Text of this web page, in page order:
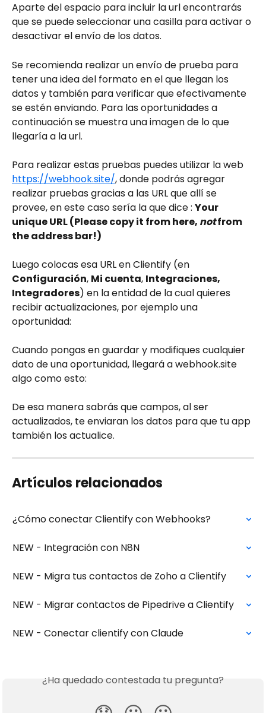
Aparte del espacio para incluir la url encontrarás
que se puede seleccionar una casilla para activar o
desactivar el envío de los datos.
Se recomienda realizar un envío de prueba para
tener una idea del formato en el que llegan los
datos y también para verificar que efectivamente
se estén enviando. Para las oportunidades a
continuación se muestra una imagen de lo que
llegaría a la url.
Para realizar estas pruebas puedes utilizar la web
https://webhook.site/, donde podrás agregar
realizar pruebas gracias a las URL que allí se
provee, en este caso sería la que dice : Your
unique URL (Please copy it from here, not from
the address bar!)
Luego colocas esa URL en Clientify (en
Configuración, Mi cuenta, Integraciones,
Integradores) en la entidad de la cual quieres
recibir actualizaciones, por ejemplo una
oportunidad:
Cuando pongas en guardar y modifiques cualquier
dato de una oportunidad, llegará a webhook.site
algo como esto:
De esa manera sabrás que campos, al ser
actualizados, te enviaran los datos para que tu app
también los actualice.
Artículos relacionados
¿Cómo conectar Clientify con Webhooks?
NEW - Integración con N8N
NEW - Migra tus contactos de Zoho a Clientify
NEW - Migrar contactos de Pipedrive a Clientify
NEW - Conectar clientify con Claude
¿Ha quedado contestada tu pregunta?